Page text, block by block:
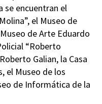
se encuentran el
el Museo de
de Arte Eduardo
“Roberto
Galian, la Casa
el Museo de los
de Informática de la